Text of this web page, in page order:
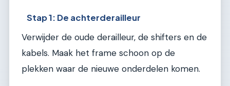
Stap 1: De achterderailleur
Verwijder de oude derailleur, de shifters en de
kabels. Maak het frame schoon op de
plekken waar de nieuwe onderdelen komen.